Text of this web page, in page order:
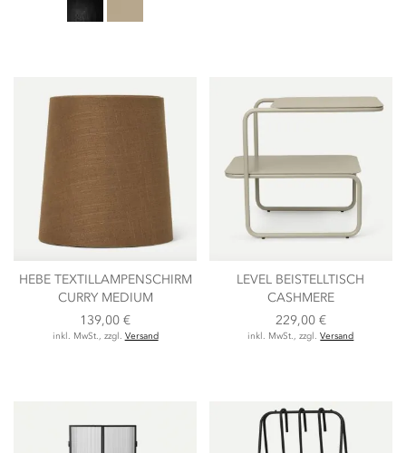
HEBE TEXTILLAMPENSCHIRM
CURRY MEDIUM
139,00 €
inkl. MwSt., zzgl. Versand
LEVEL BEISTELLTISCH
CASHMERE
229,00 €
inkl. MwSt., zzgl.Versand